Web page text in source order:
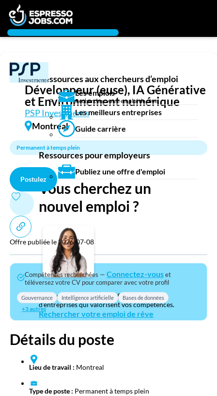
Ressources aux chercheurs d’emploi
Les emplois
Rechercher votre emploi de rêve
Les meilleurs entreprises
Guide carrière
Ressources pour employeurs
Publiez une offre d'emploi
Vous cherchez un
nouvel emploi ?
Trouvez votre prochain défi en TI auprès
d’entreprises qui valorisent vos compétences.
Rechercher votre emploi de rêve
Emplois
Recherchez un emploi
Compagnies
Ma boîte à outils
Conseils carrière
Nos chroniques
Inscrivez-vous à l'infolettre
Employeurs
Publiez une offre d'emploi
Développeur (euse), IA Générative
et Environnement numérique
PSP Investments
Montreal
Permanent à temps plein
Postulez
Offre publiée le 2026-07-08
Compétences recherchées — Connectez-vouset
téléversez votre CV pour comparer avec votre profil
Gouvernance Intelligence artificielle Bases de données
+3 autres
Détails du poste
Lieu de travail : Montreal
Type de poste : Permanent à temps plein